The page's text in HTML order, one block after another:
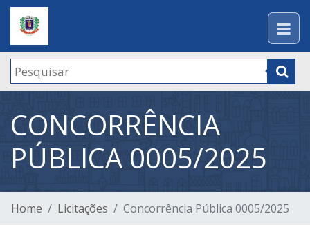
CONCORRÊNCIA
PÚBLICA 0005/2025
Home Licitações Concorrência Pública 0005/2025